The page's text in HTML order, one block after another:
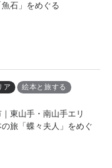
石」をめぐる
ア 絵本と旅する
｜東山手・南山手エリ
の旅「蝶々夫人」をめぐ